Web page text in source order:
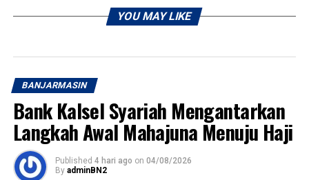
YOU MAY LIKE
BANJARMASIN
Bank Kalsel Syariah Mengantarkan
Langkah Awal Mahajuna Menuju Haji
Published 4 hari ago on 04/08/2026
By adminBN2